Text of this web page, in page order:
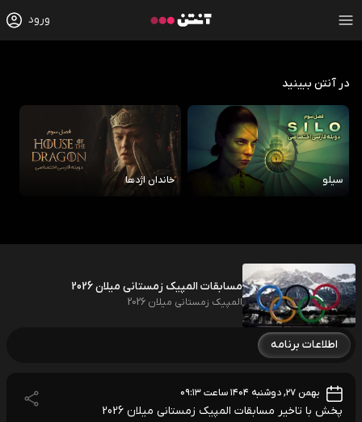
ورود
در آنتن ببینید
سیلو خاندان اژدها
مسابقات المپیک زمستانی میلان 2026
المپیک زمستانی میلان 2026
اطلاعات برنامه
بهمن ۲۷, دوشنبه ۱۴۰۴ ساعت ۰۹:۱۳
پخش با تاخیر مسابقات المپیک زمستانی میلان 2026